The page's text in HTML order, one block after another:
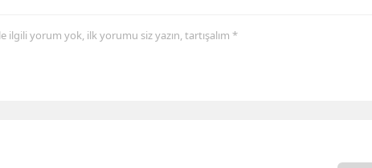
ilgili yorum yok, ilk yorumu siz yazın, tartışalım *